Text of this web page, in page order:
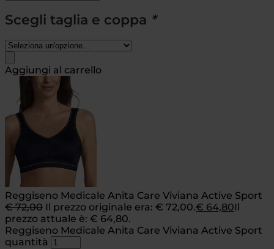
Scegli taglia e coppa *
Aggiungi al carrello
Reggiseno Medicale Anita Care Viviana Active Sport
€72,00 Il prezzo originale era: € 72,00.€ 64,80Il
prezzo attuale è: € 64,80.
Reggiseno Medicale Anita Care Viviana Active Sport
quantità